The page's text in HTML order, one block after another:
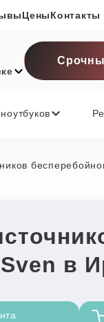
ЦеныКонтакты
в